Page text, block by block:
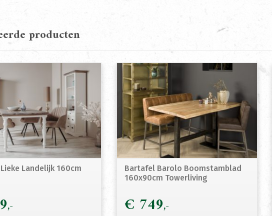
producten
Landelijk 160cm
Bartafel Barolo Boomstamblad
160x90cm Towerliving
€ 749